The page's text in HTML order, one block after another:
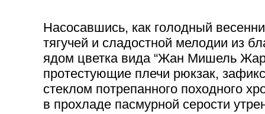
Насосавшись, как голодный
тягучей и сладостной мелодии из
ядом цветка вида “Жан Мишель
протестующие плечи рюкзак,
стеклом потрепанного походного
в прохладе пасмурной серости